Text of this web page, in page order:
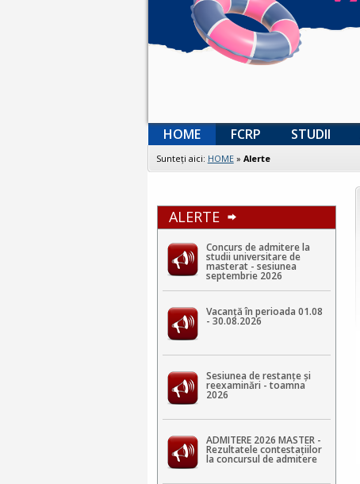
HOME FCRP STUDII
Sunteţi aici: HOME» Alerte
ALERTE
Concurs de admitere la
studii universitare de
masterat - sesiunea
septembrie 2026
Vacanță în perioada 01.08
- 30.08.2026
Sesiunea de restanțe și
reexaminări - toamna
2026
ADMITERE 2026 MASTER -
Rezultatele contestaţiilor
la concursul de admitere